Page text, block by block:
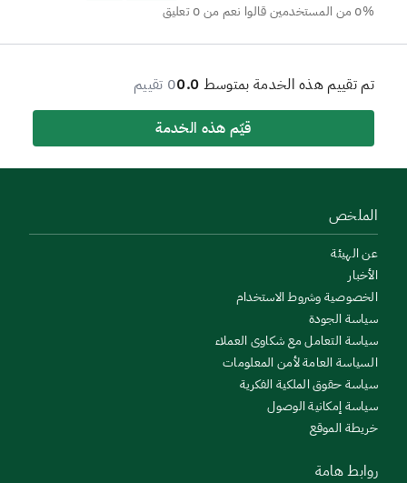
0% من المستخدمين قالوا نعم من 0 تعليق
تم تقييم هذه الخدمة بمتوسط 0.00 تقييم
قيّم هذه الخدمة
الملخص
عن الهيئة
الأخبار
الخصوصية وشروط الاستخدام
سياسة الجودة
سياسة التعامل مع شكاوى العملاء
السياسة العامة لأمن المعلومات
سياسة حقوق الملكية الفكرية
سياسة إمكانية الوصول
خريطة الموقع
روابط هامة